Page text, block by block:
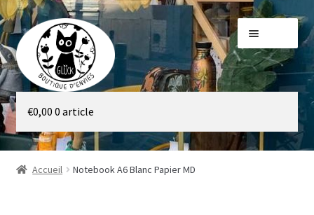
Aller
à
la
navigation
Aller
au
contenu
Galerie
Boutique
€0,00 0 article
Accueil Notebook A6 Blanc Papier MD